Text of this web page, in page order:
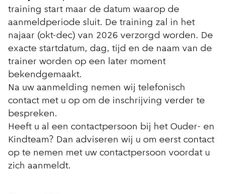
training start maar de datum waarop de
aanmeldperiode sluit. De training zal in het
najaar (okt-dec) van 2026 verzorgd worden. De
exacte startdatum, dag, tijd en de naam van de
trainer worden op een later moment
bekendgemaakt.
Na uw aanmelding nemen wij telefonisch
contact met u op om de inschrijving verder te
bespreken.
Heeft u al een contactpersoon bij het Ouder- en
Kindteam? Dan adviseren wij u om eerst contact
op te nemen met uw contactpersoon voordat u
zich aanmeldt.